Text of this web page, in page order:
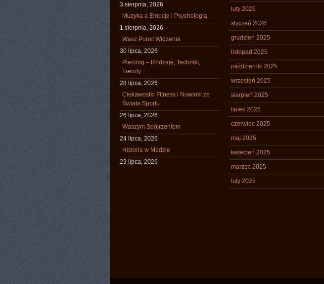
3 sierpnia, 2026
Muzyka a Emocje i Psychologia
1 sierpnia, 2026
Wasz Punkt Widzenia
30 lipca, 2026
Piercing – Rodzaje, Techniki,
Trendy
28 lipca, 2026
Ciekawostki Fitness i Nowinki ze
Świata Sportu
26 lipca, 2026
Waszym Spojrzeniem
24 lipca, 2026
Historia w Modzie
23 lipca, 2026
luty 2026
styczeń 2026
grudzień 2025
listopad 2025
październik 2025
wrzesień 2025
sierpień 2025
lipiec 2025
czerwiec 2025
maj 2025
kwiecień 2025
marzec 2025
luty 2025